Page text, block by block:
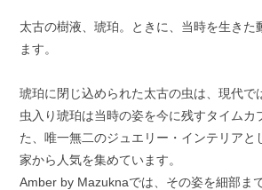
太古の樹液、琥珀。ときに、当時を生きた
ます。
琥珀に閉じ込められた太古の虫は、現代で
虫入り琥珀は当時の姿を今に残すタイムカ
た、唯一無二のジュエリー・インテリアと
家から人気を集めています。
Amber by Mazuknaでは、その姿を細部ま